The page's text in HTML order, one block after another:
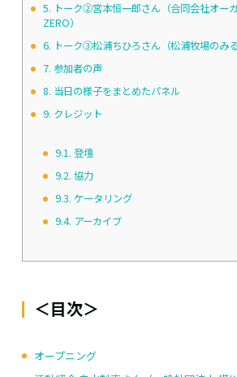
5. トーク②宮本恒一郎さん（合同会社オー
ZERO）
6. トーク③松浦ちひろさん（松浦牧場のみる
7. 参加者の声
8. 当日の様子をまとめたパネル
9. クレジット
9.1. 登壇
9.2. 協力
9.3. ケータリング
9.4. アーカイブ
＜目次＞
オープニング